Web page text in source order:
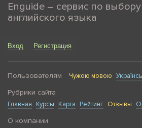
Enguide – сервис по выбору
английского языка
Вход Регистрация
Пользователям Чужою мовою
Рубрики сайта
Главная Курсы Карта Рейтинг Отзывы
О компании